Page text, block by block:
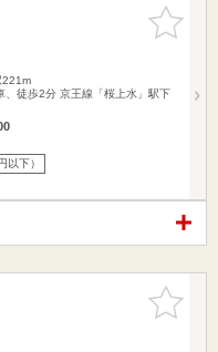
お気に入
りに追加
221m
、徒歩2分 京王線「桜上水」駅下
以下）
お気に入
りに追加